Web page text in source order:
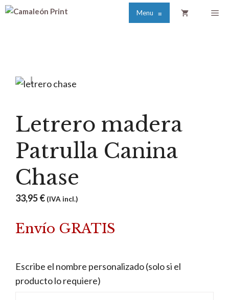
Saltar
Menu ≡
Letrero madera
Patrulla Canina
Chase
33,95€ (IVA incl.)
Envío GRATIS
Escribe el nombre personalizado (solo si el
producto lo requiere)